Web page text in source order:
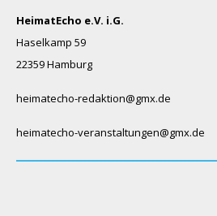
HeimatEcho e.V. i.G.
Haselkamp 59
22359 Hamburg
heimatecho-redaktion@gmx.de
heimatecho-veranstaltungen@gmx.de